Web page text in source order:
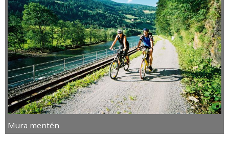
Mura mentén